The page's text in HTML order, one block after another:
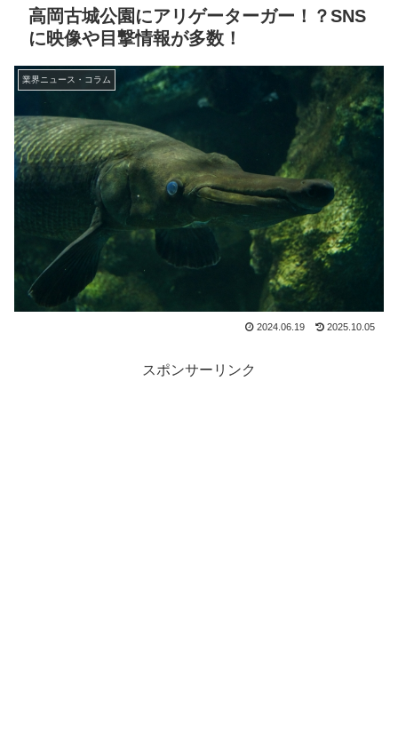
高岡古城公園にアリゲーターガー！？SNS
に映像や目撃情報が多数！
業界ニュース・コラム
2024.06.19 2025.10.05
スポンサーリンク